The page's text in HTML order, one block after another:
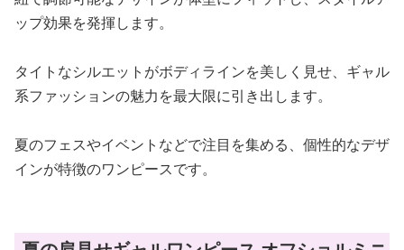
ップ効果を発揮します。
タイトなシルエットがボディラインを美しく見せ、ギャル
系ファッションの魅力を最大限に引き出します。
夏のフェスやイベントなどで注目を集める、個性的なデザ
インが特徴のワンピースです。